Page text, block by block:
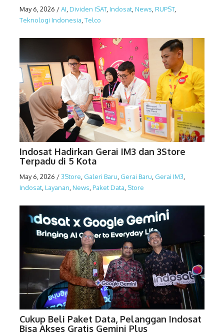
May 6, 2026 /AI Dividen ISAT, Indosat News RUPST,
Teknologi Indonesia Telco
Indosat Hadirkan Gerai IM3 dan 3Store
Terpadu di 5 Kota
May 6, 2026 /3Store Galeri Baru Gerai Baru Gerai IM3
Indosat Layanan News Paket Data Store
Cukup Beli Paket Data, Pelanggan Indosat
Bisa Akses Gratis Gemini Plus